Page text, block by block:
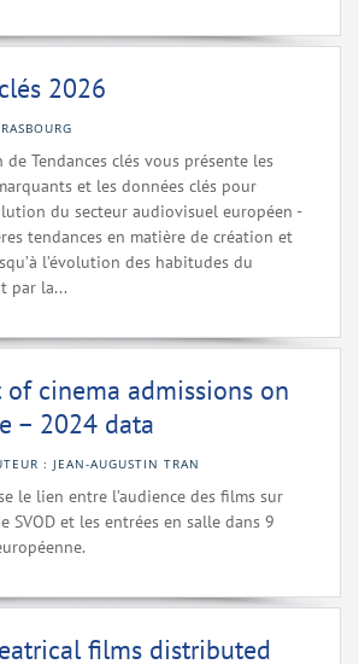
2026
Tendances clés vous présente les
et les données clés pour
du secteur audiovisuel européen -
tendances en matière de création et
l’évolution des habitudes du
par la...
cinema admissions on
– 2024 data
: JEAN-AUGUSTIN TRAN
le lien entre l’audience des films sur
SVOD et les entrées en salle dans 9
films distributed